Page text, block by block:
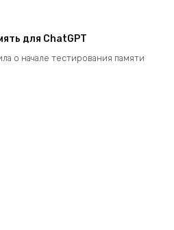
для ChatGPT
о начале тестирования памяти